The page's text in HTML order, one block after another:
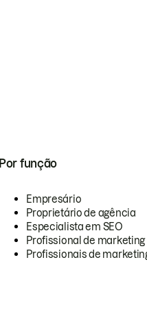
Por função
Empresário
Proprietário de agência
Especialista em SEO
Profissional de
Profissionais de